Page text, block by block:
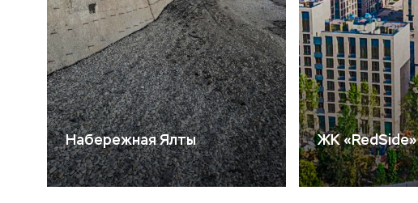
Набережная Ялты ЖК «RedSide»